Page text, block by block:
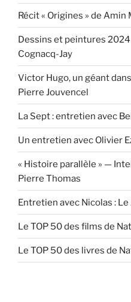
Récit « Origines » de Amin
Dessins et peintures
Cognacq-Jay
Victor Hugo, un géant
Pierre Jouvencel
La Sept : entretien avec
Un entretien avec Olivier
« Histoire parallèle » —
Pierre Thomas
Entretien avec Nicolas : Le
Le TOP 50 des films de
Le TOP 50 des livres de